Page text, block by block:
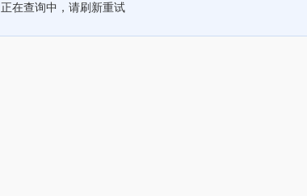
正在查询中，请刷新重试